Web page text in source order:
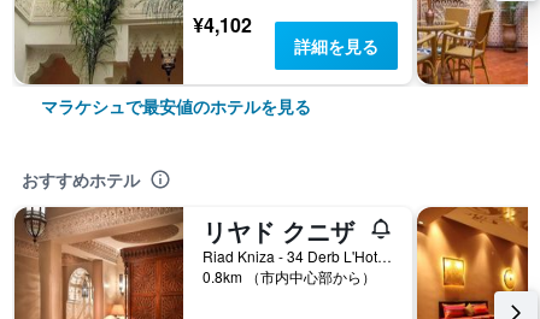
¥4,102
詳細を見る
マラケシュで最安値のホテルを見る
おすすめホテル
リヤド クニザ
Riad Kniza - 34 Derb L'Hotel, マラケシュ, モロッコ
0.8km （市内中心部から）